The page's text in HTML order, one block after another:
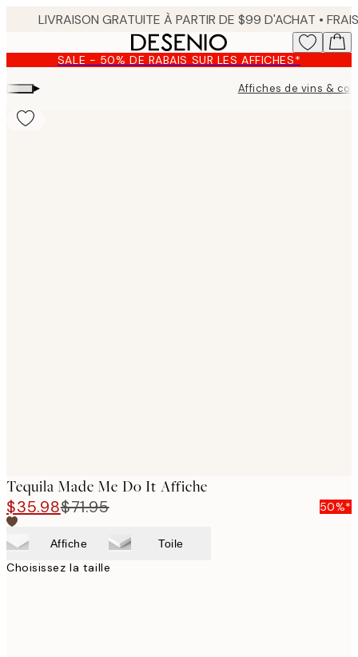
content.SALE - 50% DE RABAIS SUR LES AFFICHES*
▸ Affiches de vins &
Tequila Made Me Do It Affiche
$35.98$71.95 50%*
Affiche Toile
Choisissez la taille